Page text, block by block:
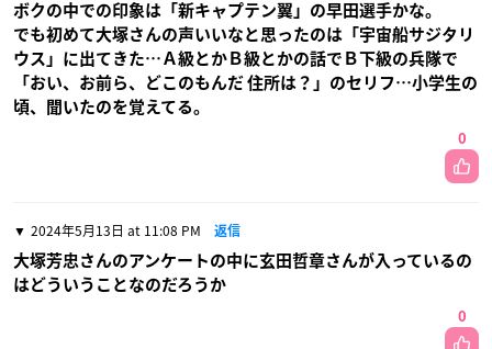
ボクの中での印象は「新キャプテン翼」の早田選手かな。
でも初めて大塚さんの声いいなと思ったのは「宇宙船サジタリ
ウス」に出てきた…Ａ級とかＢ級とかの話でＢ下級の兵隊で
「おい、お前ら、どこのもんだ 住所は？」のセリフ…小学生の
頃、聞いたのを覚えてる。
0
2024年5月13日 at 11:08 PM 返信
大塚芳忠さんのアンケートの中に玄田哲章さんが入っているの
はどういうことなのだろうか
0